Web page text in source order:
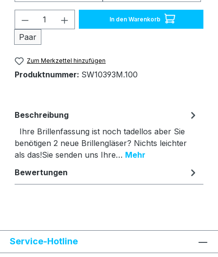
Produkt Anzahl: Gib den
Paar
In den Warenkorb
Zum Merkzettel hinzufügen
Produktnummer: SW10393M.100
Beschreibung
Ihre Brillenfassung ist noch tadellos aber Sie
benötigen 2 neue Brillengläser? Nichts leichter
als das!Sie senden uns Ihre… Mehr
Bewertungen
Service-Hotline
Text vergrößern Hochkontrastmodus